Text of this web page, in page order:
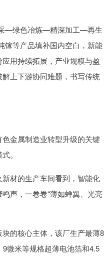
—绿色冶炼—精深加工—再生
镓等产品填补国内空白，新能
用持续拓展，产业规模与盈
上下游协同难题，书写传统
金属制造业转型升级的关键
。
材的生产车间看到，智能化
声，一卷卷“薄如蝉翼、光亮
的核心主体，该厂生产最薄8
微米等规格超薄电池箔和4.5